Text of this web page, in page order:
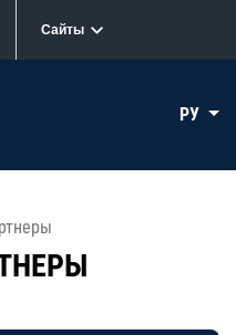
Сайты
РУ